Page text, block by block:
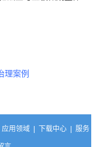
理案例
应用领域 下载中心 服务